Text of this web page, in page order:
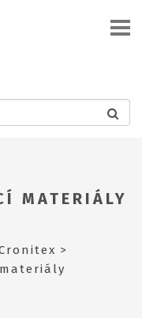
MATERIÁLY